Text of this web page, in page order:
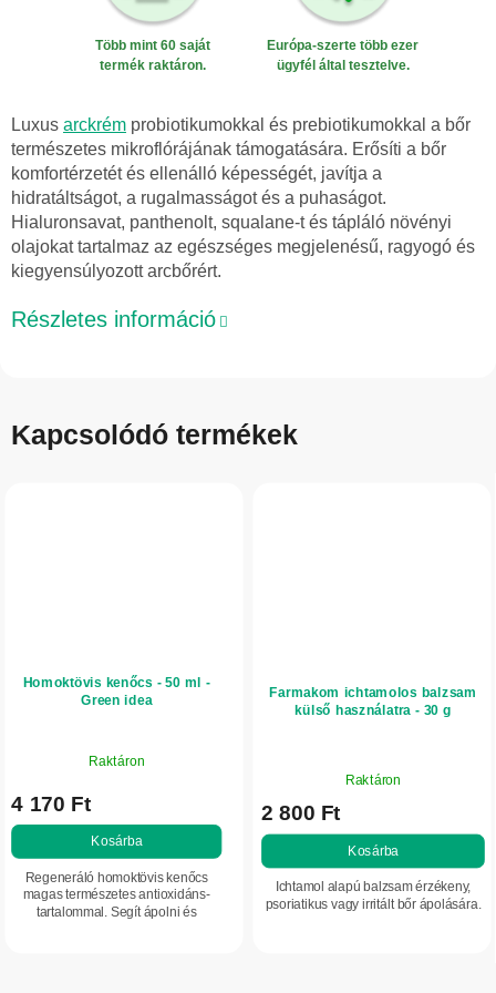
Több mint 60 saját
termék raktáron.
Európa-szerte több ezer
ügyfél által tesztelve.
Luxus arckrém probiotikumokkal és prebiotikumokkal a bőr
természetes mikroflórájának támogatására. Erősíti a bőr
komfortérzetét és ellenálló képességét, javítja a
hidratáltságot, a rugalmasságot és a puhaságot.
Hialuronsavat, panthenolt, squalane-t és tápláló növényi
olajokat tartalmaz az egészséges megjelenésű, ragyogó és
kiegyensúlyozott arcbőrért.
Részletes információ
Kapcsolódó termékek
Homoktövis kenőcs - 50 ml -
Green idea
Raktáron
4 170 Ft
Kosárba
Regeneráló homoktövis kenőcs
magas természetes antioxidáns-
tartalommal. Segít ápolni és
Farmakom ichtamolos balzsam
külső használatra - 30 g
átlagos
értékelése
5-
ből
5,0
Raktáron
2 800 Ft
Kosárba
Ichtamol alapú balzsam érzékeny,
psoriatikus vagy irritált bőr ápolására.